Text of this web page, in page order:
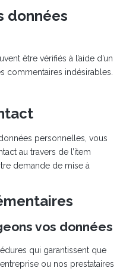
données
être vérifiés à l’aide d’un
commentaires indésirables.
personnelles, vous
au travers de l’item
demande de mise à
vos données
qui garantissent que
ou nos prestataires